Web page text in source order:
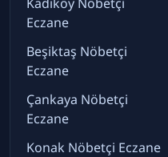
Eczane
Beşiktaş Nöbetçi
Eczane
Çankaya Nöbetçi
Eczane
Konak Nöbetçi Eczane